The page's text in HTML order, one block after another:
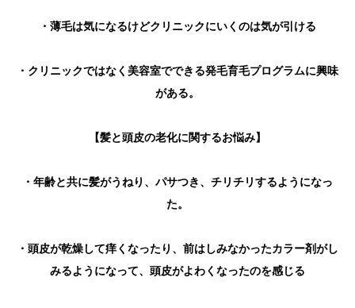
・薄毛は気になるけどクリニックにいくのは気が引ける
・クリニックではなく美容室でできる発毛育毛プログラムに興味
がある。
【髪と頭皮の老化に関するお悩み】
・年齢と共に髪がうねり、パサつき、チリチリするようになっ
た。
・頭皮が乾燥して痒くなったり、前はしみなかったカラー剤がし
みるようになって、頭皮がよわくなったのを感じる